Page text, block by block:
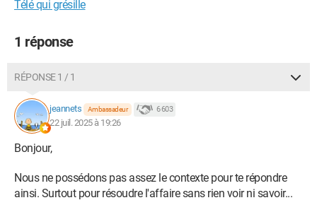
Télé qui grésille
1 réponse
RÉPONSE 1 / 1
jeannets Ambassadeur 6 603
22 juil. 2025 à 19:26
Bonjour,
Nous ne possédons pas assez le contexte pour te répondre
ainsi. Surtout pour résoudre l'affaire sans rien voir ni savoir...